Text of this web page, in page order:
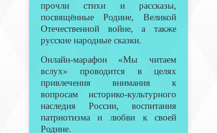
прочли стихи и рассказы,
посвящённые Родине, Великой
Отечественной войне, а также
русские народные сказки.
Онлайн-марафон «Мы читаем
вслух» проводится в целях
привлечения внимания к
вопросам историко-культурного
наследия России, воспитания
патриотизма и любви к своей
Родине.